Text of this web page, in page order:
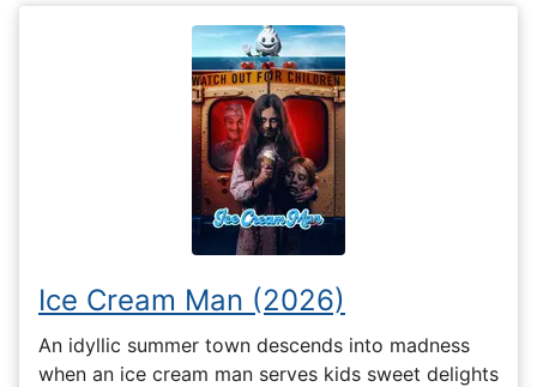
Ice Cream Man (2026)
An idyllic summer town descends into madness
when an ice cream man serves kids sweet delights